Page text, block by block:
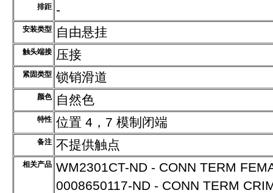
排距 -
安装类型 自由悬挂
触头端接 压接
紧固类型 锁销滑道
颜色 自然色
特性 位置 4，7 模制闭端
备注 不提供触点
相关产品 WM2301CT-ND - CONN TERM
0008650117-ND - CONN TERM